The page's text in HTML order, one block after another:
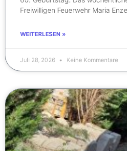
Freiwilligen Feuerwehr Maria
WEITERLESEN »
Juli 28, 2026 Keine Kommentare